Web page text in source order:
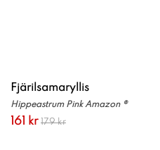
Fjärilsamaryllis
Hippeastrum Pink Amazon ®
161 kr 179 kr